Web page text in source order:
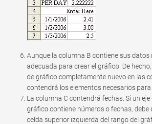
Aunque la columna B contiene sus datos
adecuada para crear el gráfico. De
de gráfico completamente nuevo en las
contendrá los elementos necesarios para
La columna C contendrá fechas. Si un eje
gráfico contiene números o fechas, debe
celda superior izquierda del rango del